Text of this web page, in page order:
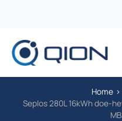
Home
Seplos 280L 16kWh doe-